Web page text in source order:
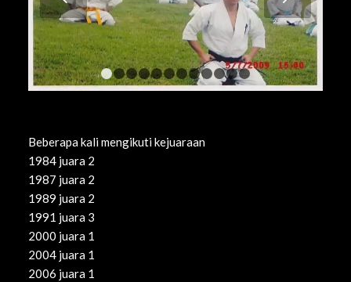
1 2 3 4 5 6 7 8 9 1011
Beberapa kali mengikuti kejuaraan
1984 juara 2
1987 juara 2
1989 juara 2
1991 juara 3
2000 juara 1
2004 juara 1
2006 juara 1